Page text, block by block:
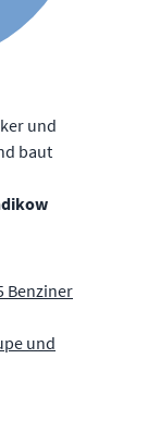
und
baut
Benziner
und